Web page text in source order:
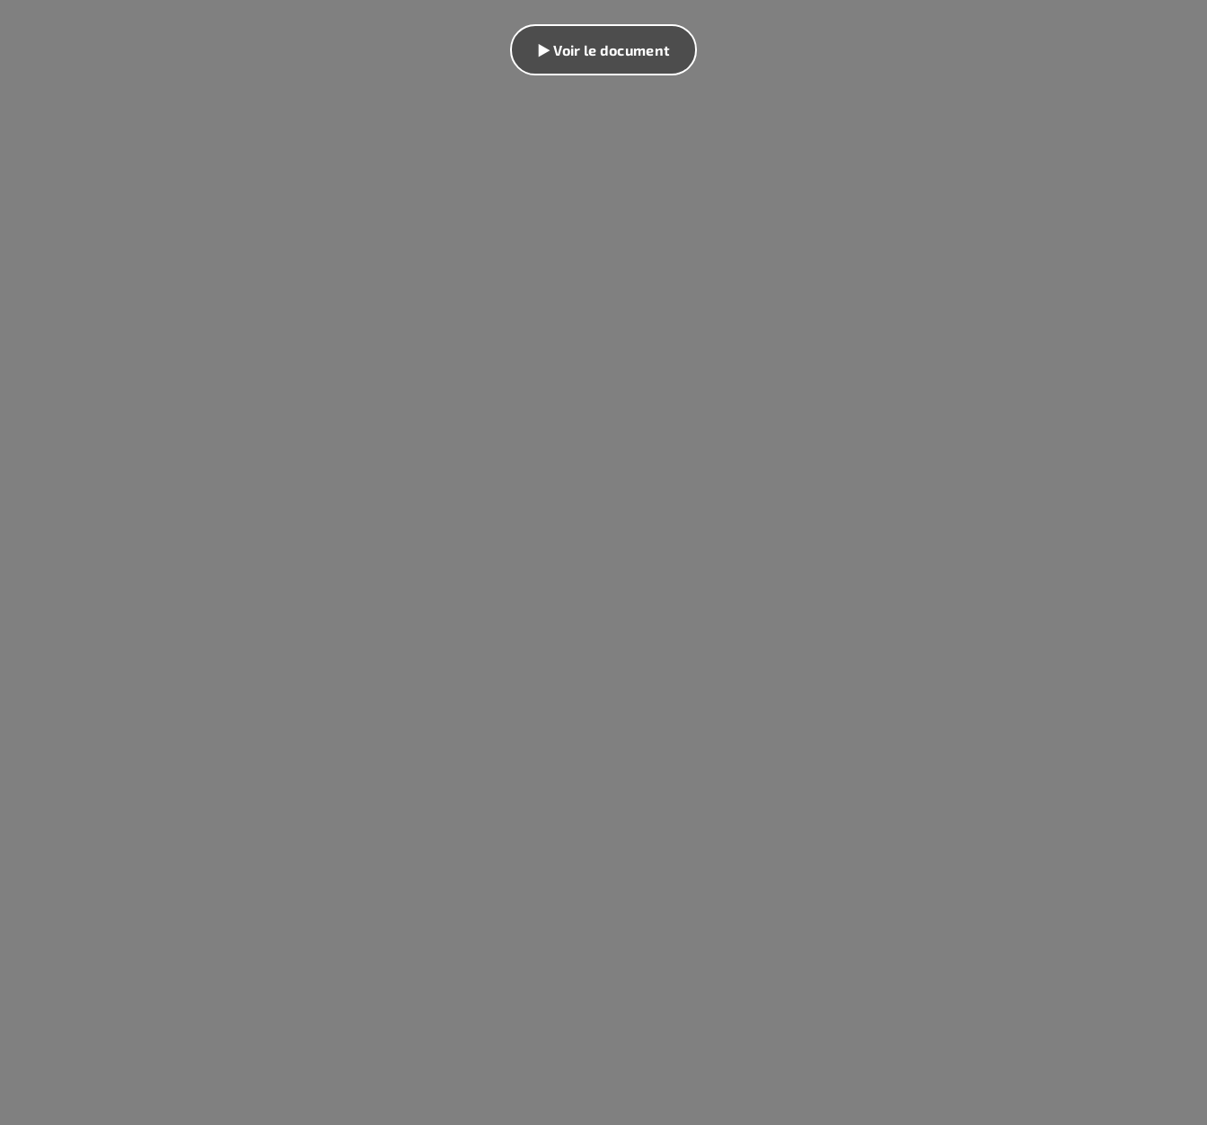
▶ Voir le document